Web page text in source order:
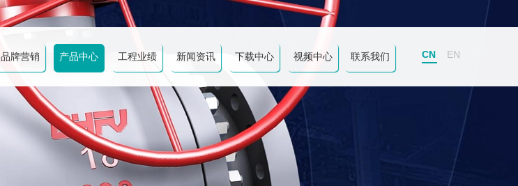
品牌营销 产品中心 工程业绩 新闻资讯 下载中心 视频中心 联系我们 CN EN